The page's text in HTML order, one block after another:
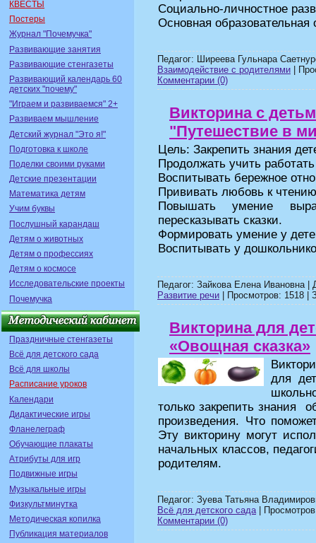
КВЕСТЫ
Постеры
Журнал "Почемучка"
Развивающие занятия
Развивающие стенгазеты
Развивающий календарь 60
детских "почему"
"Играем и развиваемся" 2+
Развиваем мышление
Детский журнал "Это я!"
Подготовка к школе
Поделки своими руками
Детские презентации
Математика детям
Учим буквы
Послушный карандаш
Детям о животных
Детям о профессиях
Детям о космосе
Исследовательские проекты
Почемучка
Праздничные стенгазеты
Всё для детского сада
Всё для школы
Расписание уроков
Календари
Дидактические игры
Фланелеграф
Обучающие плакаты
Атрибуты для игр
Подвижные игры
Музыкальные игры
Физкультминутка
Методическая копилка
Публикация материалов
Социально-личностное
Основная
Педагог: Ширеева Гульнара
Взаимодействие с родителями |
Комментарии (0)
Викторина с
"Путешествие в
Цель: Закрепить знания
Продолжать учить
Воспитывать бережное
Прививать любовь к
Повышать умение
пересказывать сказки.
Формировать умение у
Воспитывать у
Педагог: Зайкова Елена Ивановна |
Развитие речи | Просмотров: 1518 |
Викторина для
«Овощная сказка»
для
только закрепить знания
произведения. Что
Эту викторину могут
начальных классов,
родителям.
Педагог: Зуева Татьяна
Всё для детского сада|
Комментарии (0)